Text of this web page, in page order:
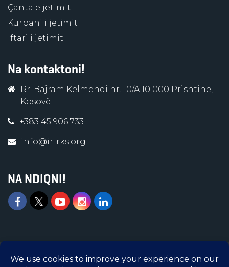
Çanta e jetimit
Kurbani i jetimit
Iftari i jetimit
Na kontaktoni!
Rr. Bajram Kelmendi nr. 10/A 10 000 Prishtinë,
Kosovë
+383 45 906 733
info@ir-rks.org
NA NDIQNI!
Islamic Relief © 2026 | Të gjitha të drejtat e